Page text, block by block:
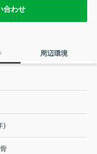
合わせ
周辺環境
)